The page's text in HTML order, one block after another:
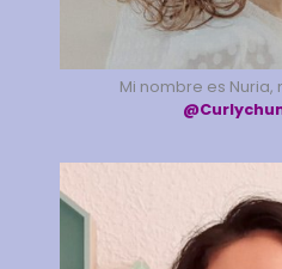
Mi nombre es